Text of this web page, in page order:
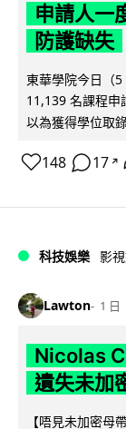
申請人一
防護缺失
東華學院今日（
11,139 名課程申
以為獲得學位取
148 17 ↗
科技娛樂 影
Lawton 1 日
Nicolas
遺失未加
【唔見未加密